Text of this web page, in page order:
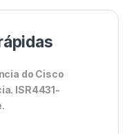
do Cisco
ISR4431-